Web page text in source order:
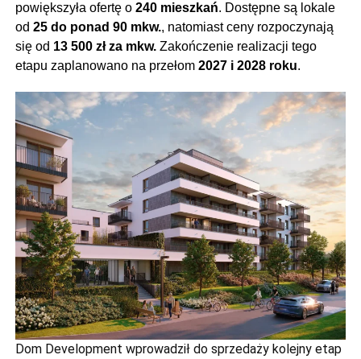
powiększyła ofertę o 240 mieszkań. Dostępne są lokale
od 25 do ponad 90 mkw., natomiast ceny rozpoczynają
się od 13 500 zł za mkw.Zakończenie realizacji tego
etapu zaplanowano na przełom 2027 i 2028 roku.
Dom Development wprowadził do sprzedaży kolejny etap